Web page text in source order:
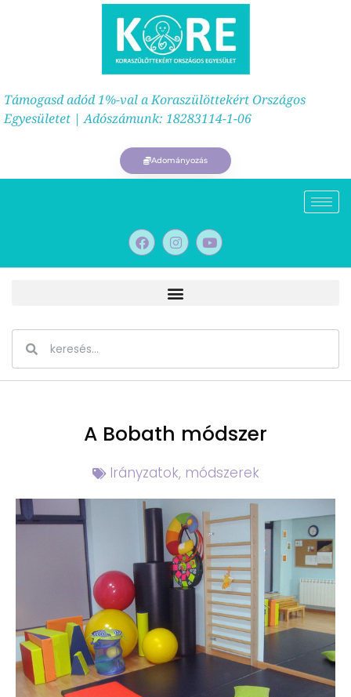
Támogasd adód 1%-val a Koraszülöttekért Országos
Egyesületet | Adószámunk: 18283114-1-06
Adományozás
A Bobath módszer
Irányzatok, módszerek